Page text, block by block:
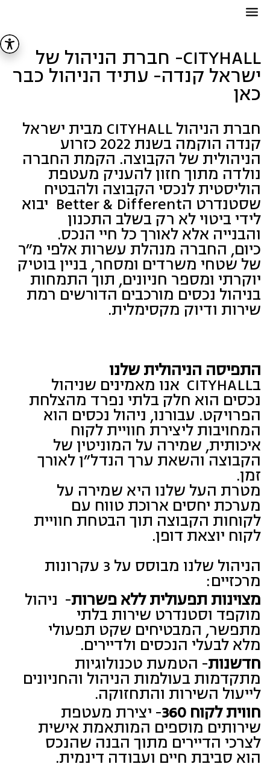
CITYHALL- חברת הניהול של
ישראל קנדה- עתיד הניהול כבר
כאן
חברת הניהול CITYHALL מבית ישראל
קנדה הוקמה בשנת 2022 כזרוע
הניהולית של הקבוצה. הקמת החברה
נולדה מתוך חזון להעניק מעטפת
הוליסטית לנכסי הקבוצה ולהבטיח
שסטנדרט הBetter & Different יבוא
לידי ביטוי לא רק בשלב התכנון
והבנייה אלא לאורך כל חיי הנכס.
כיום, החברה מנהלת עשרות אלפי מ"ר
של שטחי משרדים ומסחר, בניין בוטיק
יוקרתי ומספר חניונים, תוך התמחות
בניהול נכסים מורכבים הדורשים רמת
שירות ודיוק מקסימלית.
התפיסה הניהולית שלנו
בCITYHALL אנו מאמינים שניהול
נכסים הוא חלק בלתי נפרד מהצלחת
הפרויקט. עבורנו, ניהול נכסים הוא
המחויבות ליצירת חוויית לקוח
איכותית, שמירה על המוניטין של
הקבוצה והשאת ערך הנדל"ן לאורך
זמן.
מטרת העל שלנו היא שמירה על
מערכת יחסים ארוכת טווח עם
לקוחות הקבוצה תוך הבטחת חוויית
לקוח יוצאת דופן.
הניהול שלנו מבוסס על 3 עקרונות
מרכזיים:
מצוינות תפעולית ללא פשרות- ניהול
מוקפד וסטנדרט שירות בלתי
מתפשר, המבטיחים שקט תפעולי
מלא לבעלי הנכסים ולדיירים.
חדשנות- הטמעת טכנולוגיות
מתקדמות בעולמות הניהול והחניונים
לייעול השירות והתחזוקה.
חווית לקוח 360
- יצירת מעטפת
שירותים מוספים המותאמת אישית
לצרכי הדיירים מתוך הבנה שהנכס
הוא סביבת חיים ועבודה דינמית.